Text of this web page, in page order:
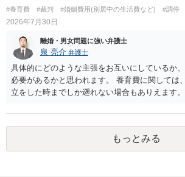
#養育費 #裁判 #婚姻費用(別居中の生活費など) #調停
2026年7月30日
離婚・男女問題に強い弁護士
泉 亮介 弁護士
具体的にどのような主張をお互いにしているか
必要があるかと思われます。 養育費に関しては
立をした時までしか遡れない場合もありえます
養育費に関するやりとり等があればそちらにつ
あるでしょう。 公開相談の場での回答よりも個
れることをお勧めいたします。もっとみる